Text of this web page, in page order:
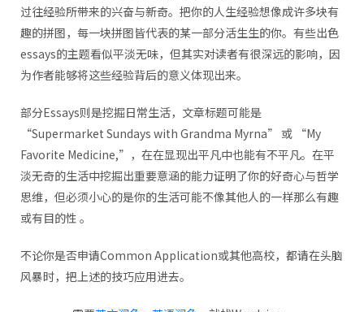
过往经验所带来的兴奋与新奇。把你的人生经验想像成许多块有
趣的拼图，每一块拼图皆代表的某一部分活生生的你。有些出色
essays的主题看似平淡无味，但其实对读者有很深远的影响，因
为作者能够将这些经验背后的意义体现出来。
部分Essays则是挖掘日常生活，文章标题可能是
“Supermarket Sundays with Grandma Myrna” 或 “My
Favorite Medicine,”，在在显现出平凡中也能有不平凡。在平
淡无奇的生活中挖掘出重要意涵的能力证明了你的好奇心与哲学
思维，但必须小心的是你的生活可能不像其他人的一样那么有趣
或有目的性 。
不论你是否申请Common Application或其他高校，都请在头脑
风暴时，把上述的技巧应用进去。